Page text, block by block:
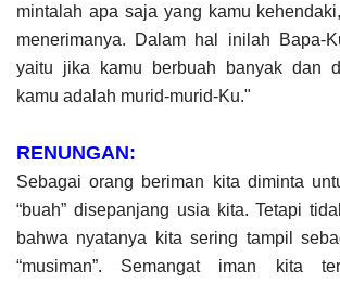
mintalah apa saja yang kamu
menerimanya. Dalam hal inilah Bapa-
yaitu jika kamu berbuah banyak dan
kamu adalah murid-murid-Ku."
RENUNGAN:
Sebagai orang beriman kita diminta
“buah” disepanjang usia kita. Tetapi
bahwa nyatanya kita sering tampil
“musiman”. Semangat iman kita